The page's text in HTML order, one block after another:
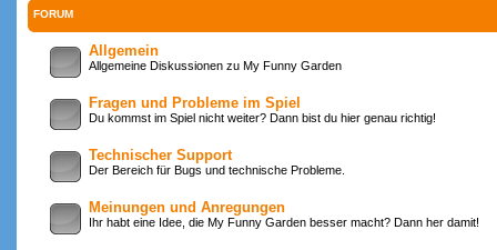
FORUM
Allgemein
Allgemeine Diskussionen zu My Funny Garden
Fragen und Probleme im Spiel
Du kommst im Spiel nicht weiter? Dann bist du hier genau richtig!
Technischer Support
Der Bereich für Bugs und technische Probleme.
Meinungen und Anregungen
Ihr habt eine Idee, die My Funny Garden besser macht? Dann her damit!